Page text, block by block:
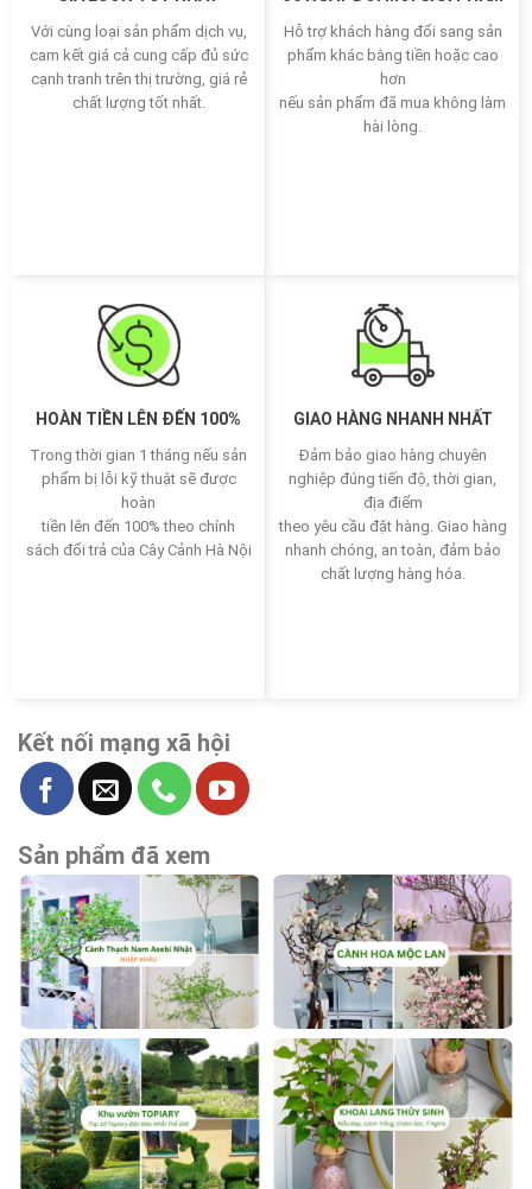
Với cùng loại sản phẩm dịch vụ,
cam kết giá cả cung cấp đủ sức
cạnh tranh trên thị trường, giá rẻ
chất lượng tốt nhất.
Hỗ trợ khách hàng đổi sang sản
phẩm khác bằng tiền hoặc cao
hơn
nếu sản phẩm đã mua không làm
hài lòng.
HOÀN TIỀN LÊN ĐẾN 100%
Trong thời gian 1 tháng nếu sản
phẩm bị lỗi kỹ thuật sẽ được
hoàn
tiền lên đến 100% theo chính
sách đổi trả của Cây Cảnh Hà Nội
GIAO HÀNG NHANH NHẤT
Đảm bảo giao hàng chuyên
nghiệp đúng tiến độ, thời gian,
địa điểm
theo yêu cầu đặt hàng. Giao hàng
nhanh chóng, an toàn, đảm bảo
chất lượng hàng hóa.
Kết nối mạng xã hội
Sản phẩm đã xem